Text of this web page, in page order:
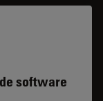
software